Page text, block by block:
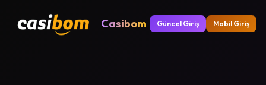
Casibom Güncel Giriş Mobil Giriş